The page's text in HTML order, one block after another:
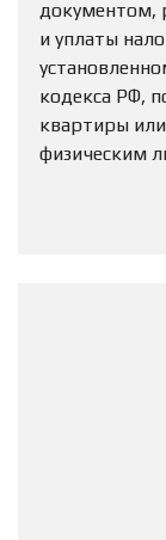
документом,
и уплаты
кодекса РФ,
квартиры
физическим